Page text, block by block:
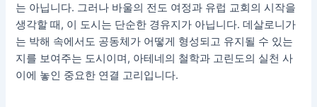
는 아닙니다. 그러나 바울의 전도 여정과 유럽 교회의 시작을
생각할 때, 이 도시는 단순한 경유지가 아닙니다. 데살로니가
는 박해 속에서도 공동체가 어떻게 형성되고 유지될 수 있는
지를 보여주는 도시이며, 아테네의 철학과 고린도의 실천 사
이에 놓인 중요한 연결 고리입니다.